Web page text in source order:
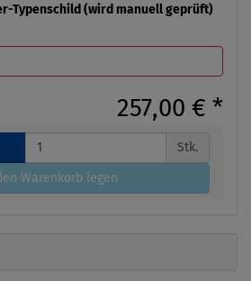
Typenschild (wird manuell geprüft)
257,00 € *
Stk.
Warenkorb legen